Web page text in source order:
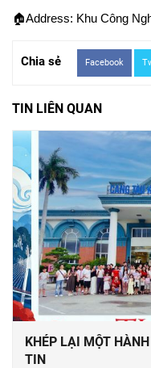
🏠Address: Khu Công
Chia sẻ Facebook
TIN LIÊN QUAN
KHÉP LẠI MỘT
TIN